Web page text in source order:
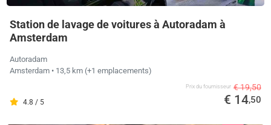
Station de lavage de voitures à Autoradam à
Amsterdam
Autoradam
Amsterdam • 13,5 km (+1 emplacements)
4.8 / 5
Prix ​​du fournisseur € 19,50
€ 14,50